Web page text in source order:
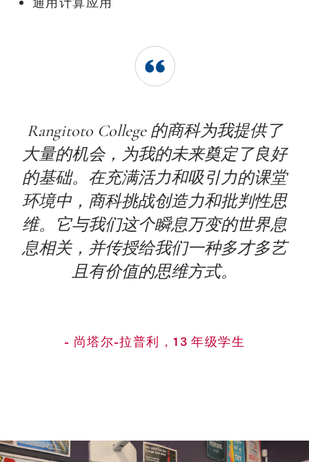
Rangitoto College 的商科为我提供了
大量的机会，为我的未来奠定了良好
的基础。在充满活力和吸引力的课堂
环境中，商科挑战创造力和批判性思
维。它与我们这个瞬息万变的世界息
息相关，并传授给我们一种多才多艺
且有价值的思维方式。
- 尚塔尔-拉普利，13 年级学生